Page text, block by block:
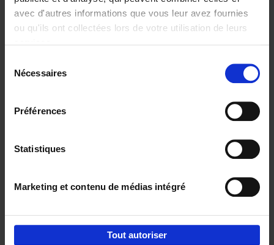
avec d'autres informations que vous leur avez fournies
ou qu'ils ont collectées lors de votre utilisation de leurs
Nécessaires
Préférences
Statistiques
Marketing et contenu de médias intégré
Tout autoriser
Building Bonds = Building